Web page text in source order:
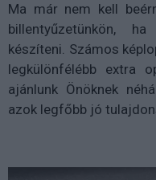
Ma már nem kell
billentyűzetünkön,
készíteni. Számos
legkülönfélébb extra
ajánlunk Önöknek
azok legfőbb jó